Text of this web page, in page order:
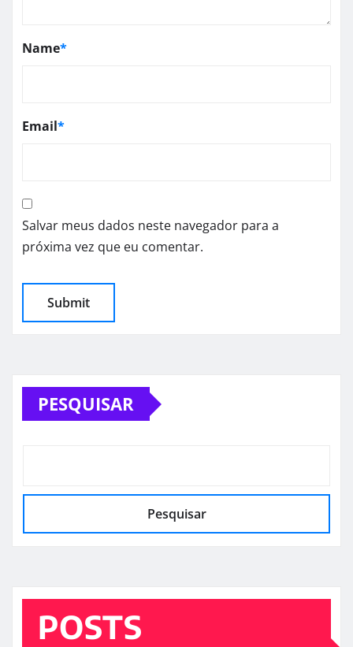
Name*
Email*
Salvar meus dados neste navegador para a
próxima vez que eu comentar.
PESQUISAR
Pesquisar
POSTS